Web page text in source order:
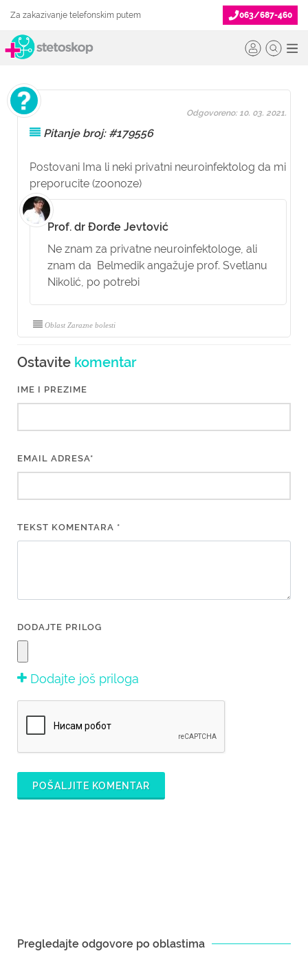
Za zakazivanje telefonskim putem 063/687-460
Pitanje broj: #179556
Postovani Ima li neki privatni neuroinfektolog da mi
preporucite (zoonoze)
Odgovoreno: 10. 03. 2021.
Prof. dr Đorđe Jevtović
Ne znam za privatne neuroinfektologe, ali
znam da Belmedik angažuje prof. Svetlanu
Nikolić, po potrebi
Oblast Zarazne bolesti
Ostavite komentar
IME I PREZIME
EMAIL ADRESA*
TEKST KOMENTARA *
DODAJTE PRILOG
Dodajte još priloga
POŠALJITE KOMENTAR
Pregledajte odgovore po oblastima